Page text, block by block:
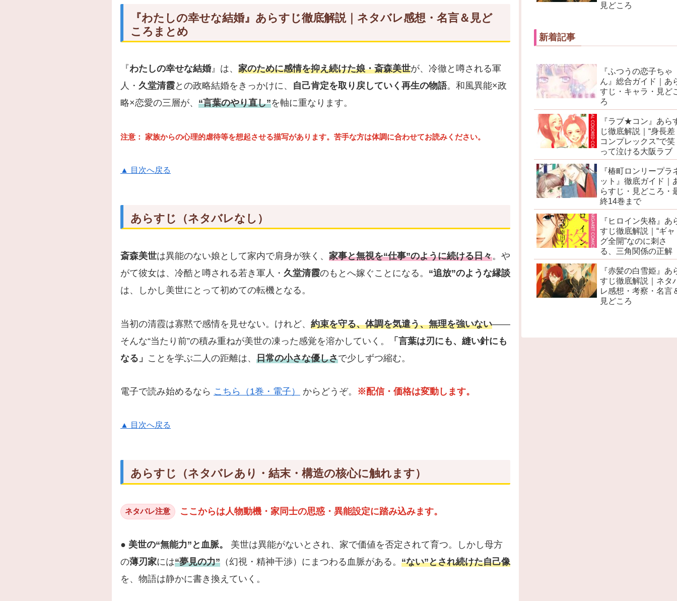
『わたしの幸せな結婚』あらすじ徹底解説｜ネタバレ感想・名言＆見ど
ころまとめ
『わたしの幸せな結婚』は、 家のために感情を抑え続けた娘・斎森美世が、冷徹と噂される軍
人・ 久堂清霞との政略結婚をきっかけに、 自己肯定を取り戻していく再生の物語。和風異能×政
略×恋愛の三層が、 “言葉のやり直し”を軸に重なります。
注意： 家族からの心理的虐待等を想起させる描写があります。苦手な方は体調に合わせてお読みください。
▲ 目次へ戻る
あらすじ（ネタバレなし）
斎森美世は異能のない娘として家内で肩身が狭く、 家事と無視を“仕事”のように続ける日々。や
がて彼女は、冷酷と噂される若き軍人・ 久堂清霞のもとへ嫁ぐことになる。 “追放”のような縁談
は、しかし美世にとって初めての転機となる。
当初の清霞は寡黙で感情を見せない。けれど、 約束を守る、体調を気遣う、無理を強いない——
そんな“当たり前”の積み重ねが美世の凍った感覚を溶かしていく。
「言葉は刃にも、縫い針にも
なる」 ことを学ぶ二人の距離は、 日常の小さな優しさで少しずつ縮む。
電子で読み始めるなら こちら（1巻・電子） からどうぞ。 ※配信・価格は変動します。
▲ 目次へ戻る
あらすじ（ネタバレあり・結末・構造の核心に触れます）
ネタバレ注意 ここからは人物動機・家同士の思惑・異能設定に踏み込みます。
● 美世の“無能力”と血脈。
美世は異能がないとされ、家で価値を否定されて育つ。しかし母方
の薄刃家には“夢見の力” （幻視・精神干渉）にまつわる血脈がある。 “ない”とされ続けた自己像
を、物語は静かに書き換えていく。
見どころ
新着記事
『ふつうの恋子ちゃ
ん』総合ガイド｜あ
すじ・キャラ・見ど
ろ
『ラブ★コン』あら
じ徹底解説｜“身長差
コンプレックス”で笑
って泣ける大阪ラブ
『椿町ロンリープラ
ット』徹底ガイド｜
らすじ・見どころ・
終14巻まで
『ヒロイン失格』あ
すじ徹底解説｜“ギャ
グ全開”なのに刺さ
る、三角関係の正解
『赤髪の白雪姫』あ
すじ徹底解説｜ネタ
レ感想・考察・名言
見どころ